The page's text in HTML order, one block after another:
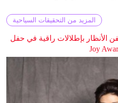
المزيد من التحقيقات السياحية
الأنظار بإطلالات راقية في حفل
Joy